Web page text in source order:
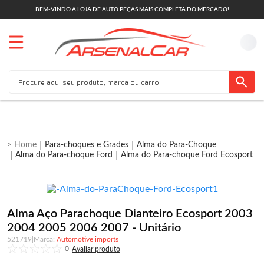
BEM-VINDO A LOJA DE AUTO PEÇAS MAIS COMPLETA DO MERCADO!
Para-choques e Grades
Alma do Para-Choque
Alma do Para-choque Ford
Alma do Para-choque Ford Ecosport
Alma Aço Parachoque Dianteiro Ecosport 2003
2004 2005 2006 2007 - Unitário
521719
Automotive imports
0